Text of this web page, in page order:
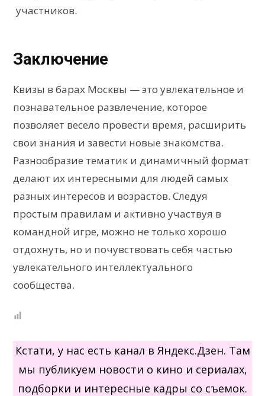
участников.
Заключение
Квизы в барах Москвы — это увлекательное и
познавательное развлечение, которое
позволяет весело провести время, расширить
свои знания и завести новые знакомства.
Разнообразие тематик и динамичный формат
делают их интересными для людей самых
разных интересов и возрастов. Следуя
простым правилам и активно участвуя в
командной игре, можно не только хорошо
отдохнуть, но и почувствовать себя частью
увлекательного интеллектуального
сообщества.
Кстати, у нас есть канал в Яндекс.Дзен. Там
мы публикуем новости о кино и сериалах,
подборки и интересные кадры со съемок.